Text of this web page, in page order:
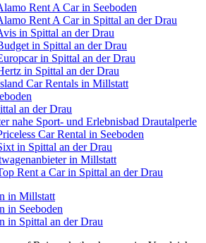
Rent A Car in Seeboden
Rent A Car in Spittal an der Drau
in Spittal an der Drau
in Spittal an der Drau
in Spittal an der Drau
in Spittal an der Drau
Car Rentals in Millstatt
an der Drau
nahe Sport- und Erlebnisbad Drautalperle
Car Rental in Seeboden
in Spittal an der Drau
in Millstatt
Rent a Car in Spittal an der Drau
in Millstatt
in Seeboden
in Spittal an der Drau